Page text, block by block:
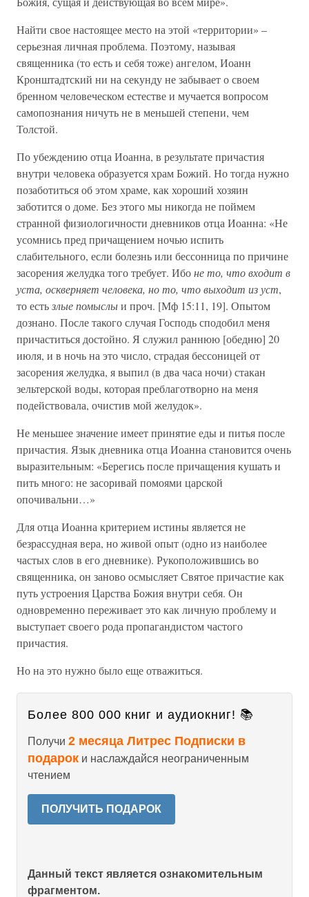
Найти свое настоящее место на этой «территории» –
серьезная личная проблема. Поэтому, называя
священника (то есть и себя тоже) ангелом, Иоанн
Кронштадтский ни на секунду не забывает о своем
бренном человеческом естестве и мучается вопросом
самопознания ничуть не в меньшей степени, чем
Толстой.
По убеждению отца Иоанна, в результате причастия
внутри человека образуется храм Божий. Но тогда нужно
позаботиться об этом храме, как хороший хозяин
заботится о доме. Без этого мы никогда не поймем
странной физиологичности дневников отца Иоанна: «Не
усомнись пред причащением ночью испить
слабительного, если болезнь или бессонница по причине
засорения желудка того требует. Ибоне то, что входит в
уста, оскверняет человека, но то, что выходит из уст,
то естьзлые помыслыи проч. [Мф 15:11, 19]. Опытом
дознано. После такого случая Господь сподобил меня
причаститься достойно. Я служил раннюю [обедню] 20
июля, и в ночь на это число, страдая бессоницей от
засорения желудка, я выпил (в два часа ночи) стакан
зельтерской воды, которая преблаготворно на меня
подействовала, очистив мой желудок».
Не меньшее значение имеет принятие еды и питья после
причастия. Язык дневника отца Иоанна становится очень
выразительным: «Берегись после причащения кушать и
пить много: не засоривай помоями царской
опочивальни…»
Для отца Иоанна критерием истины является не
безрассудная вера, но живой опыт (одно из наиболее
частых слов в его дневнике). Рукоположившись во
священника, он заново осмысляет Святое причастие как
путь устроения Царства Божия внутри себя. Он
одновременно переживает это как личную проблему и
выступает своего рода пропагандистом частого
причастия.
Но на это нужно было еще отважиться.
Более 800 000 книг и аудиокниг! 📚
Получи 2 месяца Литрес Подписки в
подарок и наслаждайся неограниченным
чтением
ПОЛУЧИТЬ ПОДАРОК
Данный текст является ознакомительным
фрагментом.